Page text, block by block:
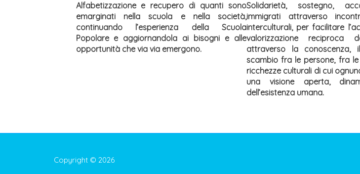
Alfabetizzazione e recupero di quanti sono
emarginati nella scuola e nella società,
continuando l’esperienza della Scuola
Popolare e aggiornandola ai bisogni e alle
opportunità che via via emergono.
Solidarietà, sostegno,
immigrati attraverso
interculturali, per facilitare
valorizzazione reciproca
attraverso la
scambio fra le persone, fra le
ricchezze culturali di cui
una visione aperta,
dell’esistenza umana.
Copyright © 2026